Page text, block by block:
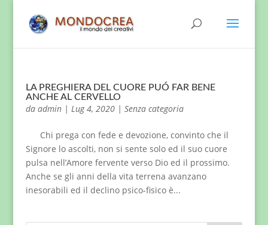
LA PREGHIERA DEL CUORE PUÓ FAR BENE
ANCHE AL CERVELLO
da admin| Lug 4, 2020| Senza categoria
Chi prega con fede e devozione, convinto che il
Signore lo ascolti, non si sente solo ed il suo cuore
pulsa nell’Amore fervente verso Dio ed il prossimo.
Anche se gli anni della vita terrena avanzano
inesorabili ed il declino psico-fisico è...